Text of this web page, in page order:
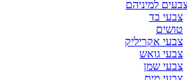
למיניהם
צבעי בד
טושים
צבעי אקריליק
צבעי גואש
צבעי שמן